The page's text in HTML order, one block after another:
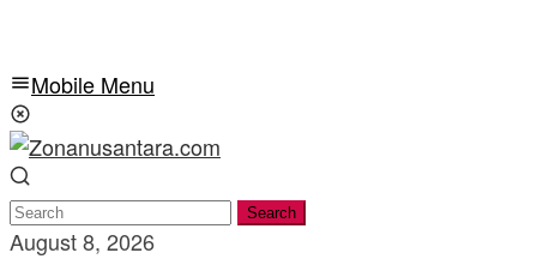
Mobile Menu
Search
August 8, 2026